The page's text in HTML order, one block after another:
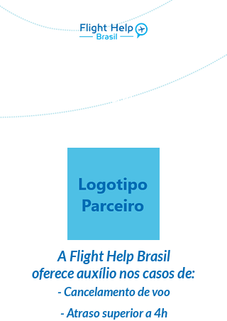
em parceria com
A Flight Help Brasil
oferece auxílio nos casos de:
- Cancelamento de voo
- Atraso superior a 4h